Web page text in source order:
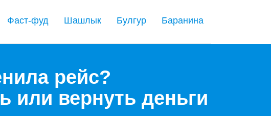
Баранина
Булгур
Шашлык
Фаст-фуд
рейс?
или вернуть деньги